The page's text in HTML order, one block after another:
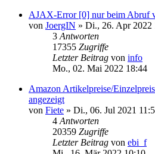
AJAX-Error [0] nur beim Abruf
von JoergIN » Di., 26. Apr 2022
3 Antworten
17355 Zugriffe
Letzter Beitrag von info
Mo., 02. Mai 2022 18:44
Amazon Artikelpreise/
angezeigt
von Fiete » Di., 06. Jul 2021
4 Antworten
20359 Zugriffe
Letzter Beitrag von ebi_f